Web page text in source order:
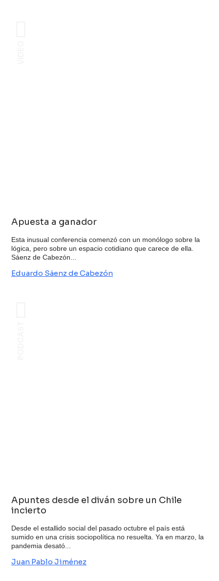
Apuesta a ganador
Esta inusual conferencia comenzó con un monólogo sobre la
lógica, pero sobre un espacio cotidiano que carece de ella.
Sáenz de Cabezón...
Eduardo Sáenz de Cabezón
Apuntes desde el diván sobre un Chile
incierto
Desde el estallido social del pasado octubre el país está
sumido en una crisis sociopolítica no resuelta. Ya en marzo, la
pandemia desató...
Juan Pablo Jiménez